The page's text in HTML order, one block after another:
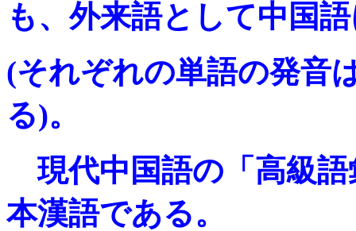
も、外来語として中国
(それぞれの単語の発音
る)。
現代中国語の「高級語
本漢語である。